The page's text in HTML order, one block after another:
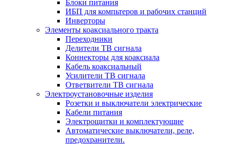
Блоки питания
ИБП для компьтеров и рабочих станций
Инверторы
Элементы коаксиального тракта
Переходники
Делители ТВ сигнала
Коннекторы для коаксиала
Кабель коаксиальный
Усилители ТВ сигнала
Ответвители ТВ сигнала
Электроустановочные изделия
Розетки и выключатели электрические
Кабели питания
Электрощитки и комплектующие
Автоматические выключатели, реле,
предохранители.